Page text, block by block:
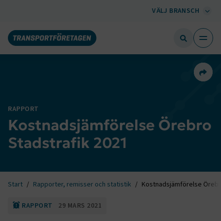
VÄLJ BRANSCH
RAPPORT
Kostnadsjämförelse Örebro
Stadstrafik 2021
Start Rapporter, remisser och statistik Kostnadsjämförelse
Dela
RAPPORT 29 MARS 2021